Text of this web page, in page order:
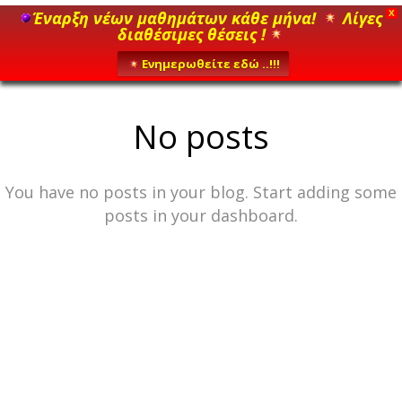
X
Έναρξη νέων μαθημάτων κάθε μήνα! Λίγες
διαθέσιμες θέσεις !
Ενημερωθείτε εδώ ..!!!
No posts
You have no posts in your blog. Start adding some
posts in your dashboard.